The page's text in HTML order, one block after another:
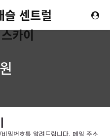
슬 센트럴
카이
밀번호를 알려드립니다. 메일 주소